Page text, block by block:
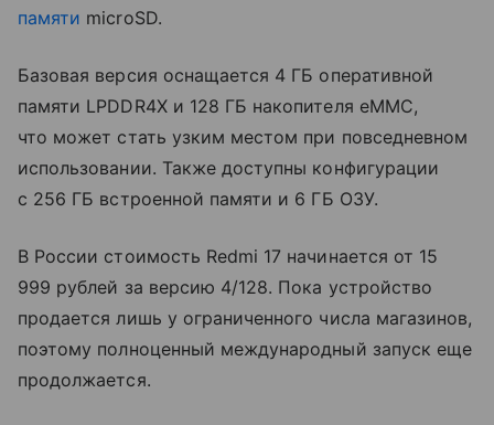
памяти microSD.
Базовая версия оснащается 4 ГБ оперативной
памяти LPDDR4X и 128 ГБ накопителя eMMC,
что может стать узким местом при повседневном
использовании. Также доступны конфигурации
с 256 ГБ встроенной памяти и 6 ГБ ОЗУ.
В России стоимость Redmi 17 начинается от 15
999 рублей за версию 4/128. Пока устройство
продается лишь у ограниченного числа магазинов,
поэтому полноценный международный запуск еще
продолжается.